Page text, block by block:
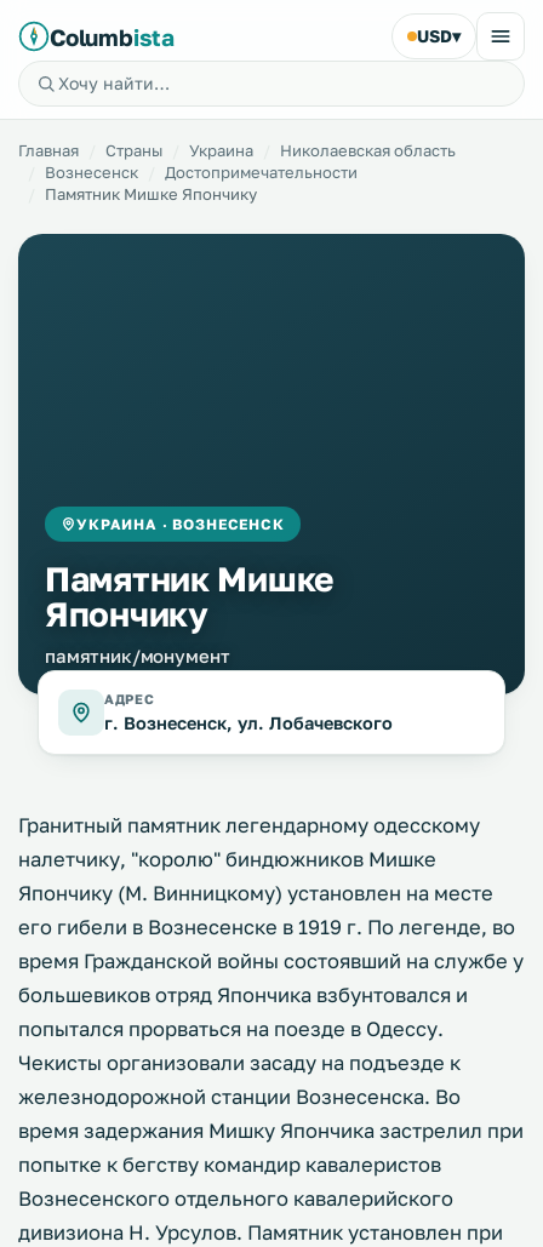
Columbista USD▾
Главная Страны Украина
Николаевская область
Вознесенск
Достопримечательности
Памятник Мишке Япончику
УКРАИНА · ВОЗНЕСЕНСК
Памятник Мишке
Япончику
памятник/монумент
АДРЕС
г. Вознесенск, ул. Лобачевского
Гранитный памятник легендарному одесскому
налетчику, "королю" биндюжников Мишке
Япончику (М. Винницкому) установлен на месте
его гибели в Вознесенске в 1919 г. По легенде, во
время Гражданской войны состоявший на службе у
большевиков отряд Япончика взбунтовался и
попытался прорваться на поезде в Одессу.
Чекисты организовали засаду на подъезде к
железнодорожной станции Вознесенска. Во
время задержания Мишку Япончика застрелил при
попытке к бегству командир кавалеристов
Вознесенского отдельного кавалерийского
дивизиона Н. Урсулов. Памятник установлен при